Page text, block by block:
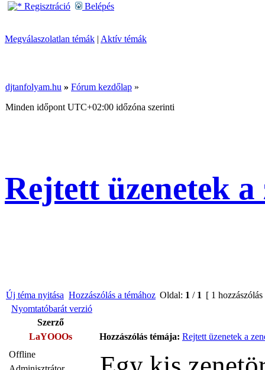
Regisztráció Belépés
Megválaszolatlan témák | Aktív témák
djtanfolyam.hu » Fórum kezdőlap »
Minden időpont UTC+02:00 időzóna szerinti
Rejtett üzenetek
Új téma nyitása Hozzászólás a témához Oldal: 1 / 1 [ 1
Nyomtatóbarát verzió
Szerző
LaYOOOs
Hozzászólás témája: Rejtett üzenetek a
Offline